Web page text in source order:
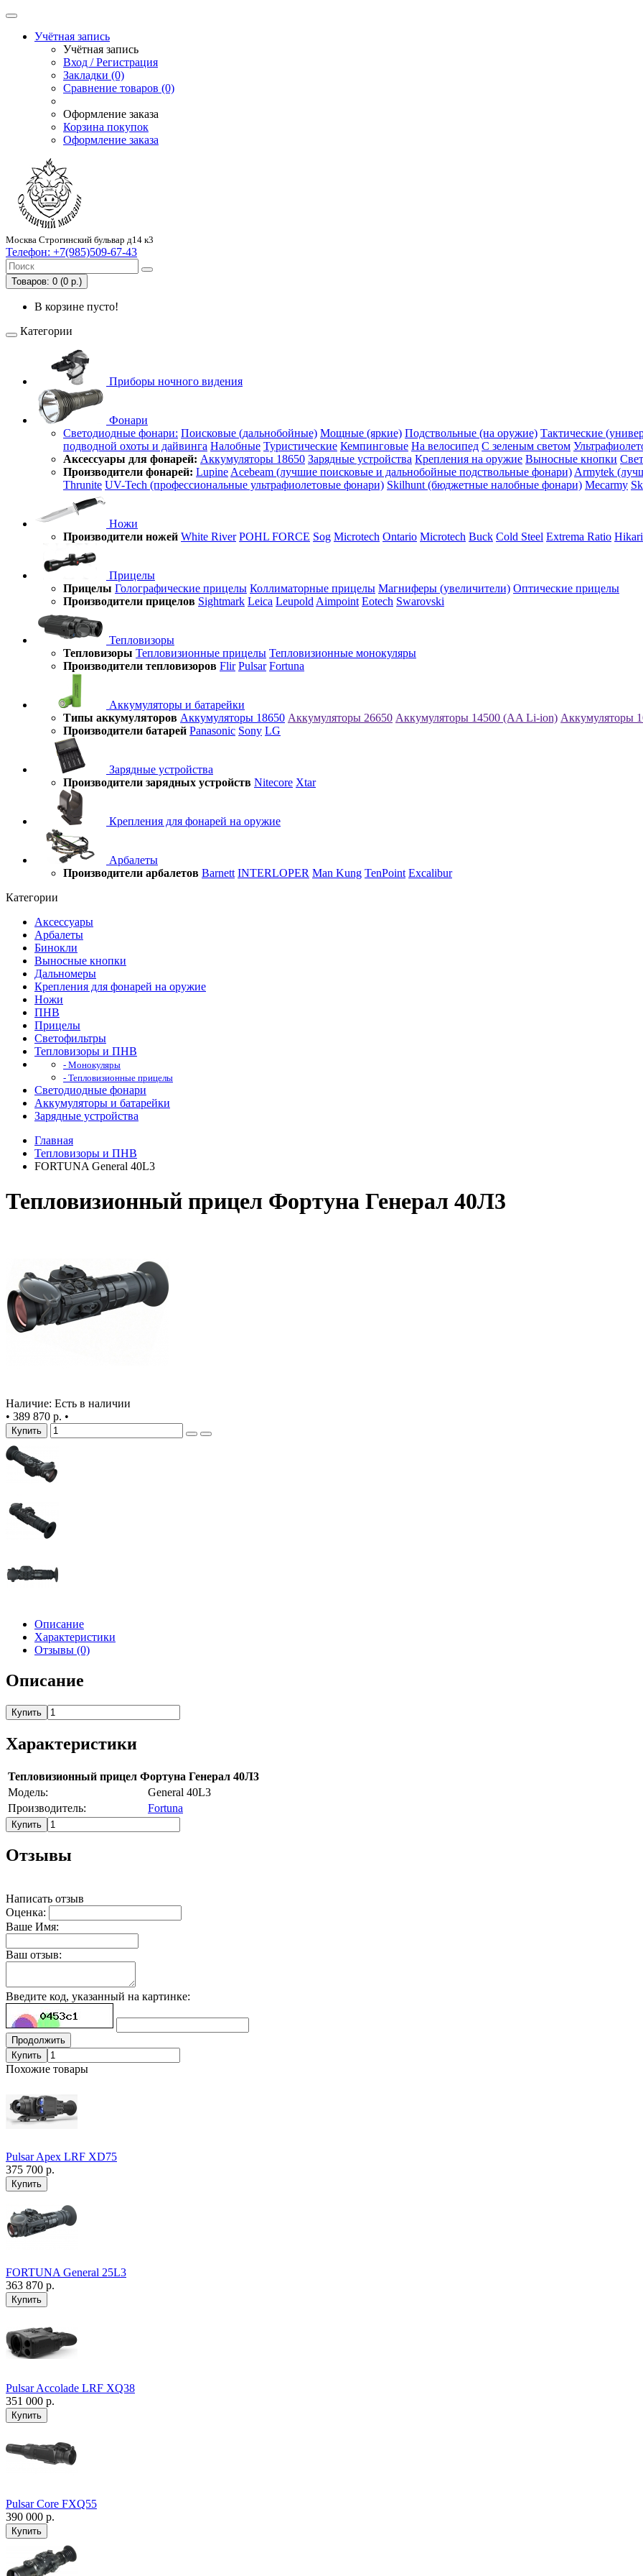
Учётная запись
Учётная запись
Вход / Регистрация
Закладки (0)
Сравнение товаров (0)
Оформление заказа
Корзина покупок
Оформление заказа
Москва Строгинский бульвар д14 к3
Телефон: +7(985)509-67-43
Товаров: 0 (0 р.)
В корзине пусто!
Категории
Приборы ночного видения
Фонари
Светодиодные фонари: Поисковые (дальнобойные) Мощные (яркие) Подствольные (на оружие) Тактические
подводной охоты и дайвинга Налобные Туристические Кемпинговые На велосипед С зеленым светом
Аксессуары для фонарей: Аккумуляторы 18650 Зарядные устройства Крепления на оружие Выносные кнопки
Производители фонарей: Lupine Acebeam (лучшие поисковые и дальнобойные подствольные фонари) Armytek
Thrunite UV-Tech (профессиональные ультрафиолетовые фонари) Skilhunt (бюджетные налобные фонари) Mecarmy
Ножи
Производители ножей White River POHL FORCE Sog Microtech Ontario Microtech Buck Cold Steel Extrema Ratio Hikari
Прицелы
Прицелы Голографические прицелы Коллиматорные прицелы Магниферы (увеличители) Оптические прицелы
Производители прицелов Sightmark Leica Leupold Aimpoint Eotech Swarovski
Тепловизоры
Тепловизоры Тепловизионные прицелы Тепловизионные монокуляры
Производители тепловизоров Flir Pulsar Fortuna
Аккумуляторы и батарейки
Типы аккумуляторов Аккумуляторы 18650 Аккумуляторы 26650 Аккумуляторы 14500 (AA Li-ion) Аккумуляторы
Производители батарей Panasonic Sony LG
Зарядные устройства
Производители зарядных устройств Nitecore Xtar
Крепления для фонарей на оружие
Арбалеты
Производители арбалетов Barnett INTERLOPER Man Kung TenPoint Excalibur
Категории
Аксессуары
Арбалеты
Бинокли
Выносные кнопки
Дальномеры
Крепления для фонарей на оружие
Ножи
ПНВ
Прицелы
Светофильтры
Тепловизоры и ПНВ
- Монокуляры
- Тепловизионные прицелы
Светодиодные фонари
Аккумуляторы и батарейки
Зарядные устройства
Главная
Тепловизоры и ПНВ
FORTUNA General 40L3
Тепловизионный прицел Фортуна Генерал 40Л3
Наличие: Есть в наличии
• 389 870 р. •
Купить
Описание
Характеристики
Отзывы (0)
Описание
Купить
Характеристики
Тепловизионный прицел Фортуна Генерал 40Л3
Модель:
General 40L3
Производитель:
Fortuna
Купить
Отзывы
Написать отзыв
Оценка:
Ваше Имя:
Ваш отзыв:
Введите код, указанный на картинке:
Продолжить
Купить
Похожие товары
Pulsar Apex LRF XD75
375 700 р.
FORTUNA General 25L3
363 870 р.
Pulsar Accolade LRF XQ38
351 000 р.
Pulsar Core FXQ55
390 000 р.